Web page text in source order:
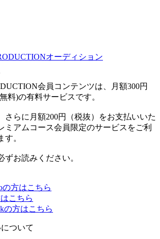
会員コンテンツは、月額300円
料)の有料サービスです。
さらに月額200円（税抜）をお支払いいた
ミアムコース会員限定のサービスをご利
す。
ずお読みください。
の方はこちら
こちら
の方はこちら
ついて